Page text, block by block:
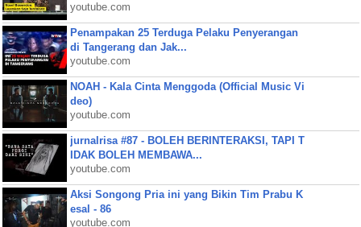
youtube.com
Penampakan 25 Terduga Pelaku Penyerangan
di Tangerang dan Jak...
youtube.com
NOAH - Kala Cinta Menggoda (Official Music Vi
deo)
youtube.com
jurnalrisa #87 - BOLEH BERINTERAKSI, TAPI T
IDAK BOLEH MEMBAWA...
youtube.com
Aksi Songong Pria ini yang Bikin Tim Prabu K
esal - 86
youtube.com